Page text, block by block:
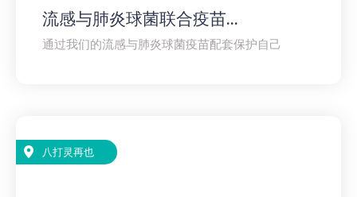
流感与肺炎球菌联合疫苗...
通过我们的流感与肺炎球菌疫苗配套保护自己
八打灵再也